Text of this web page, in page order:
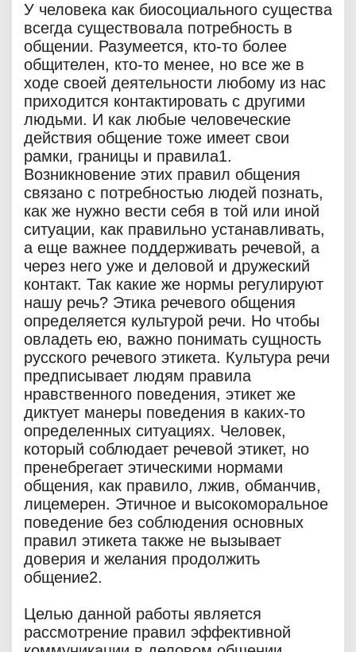
У человека как биосоциального существа
всегда существовала потребность в
общении. Разумеется, кто-то более
общителен, кто-то менее, но все же в
ходе своей деятельности любому из нас
приходится контактировать с другими
людьми. И как любые человеческие
действия общение тоже имеет свои
рамки, границы и правила1.
Возникновение этих правил общения
связано с потребностью людей познать,
как же нужно вести себя в той или иной
ситуации, как правильно устанавливать,
а еще важнее поддерживать речевой, а
через него уже и деловой и дружеский
контакт. Так какие же нормы регулируют
нашу речь? Этика речевого общения
определяется культурой речи. Но чтобы
овладеть ею, важно понимать сущность
русского речевого этикета. Культура речи
предписывает людям правила
нравственного поведения, этикет же
диктует манеры поведения в каких-то
определенных ситуациях. Человек,
который соблюдает речевой этикет, но
пренебрегает этическими нормами
общения, как правило, лжив, обманчив,
лицемерен. Этичное и высокоморальное
поведение без соблюдения основных
правил этикета также не вызывает
доверия и желания продолжить
общение2.
Целью данной работы является
рассмотрение правил эффективной